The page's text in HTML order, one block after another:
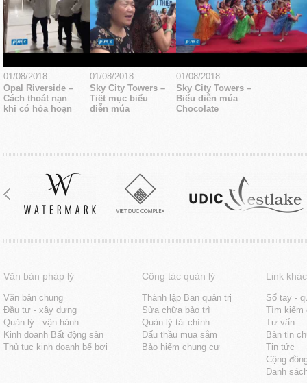
01/08/2018
Opal Riverside –
Cách thoát nạn
khi có hỏa hoạn
01/08/2018
Sky City Towers –
Tiết mục biểu
diễn múa
01/08/2018
Sky City Towers –
Biểu diễn múa
Chocolate
Văn bản pháp lý
Văn bản chung
Đầu tư - xây dưng
Quản lý - vận hành
Kinh doanh Bất động sản
Thủ tục kinh doanh bể bơi
Công tác quản lý
Thành lập Ban quản trị
Sửa chữa bảo trì
Quản lý tài chính
Đấu thầu mua sắm
Bảo hiểm chung cư
Link khác
Sổ tay -
Tìm kiếm
Tư vấn
Bản tin
Tin tức
Cộng
Danh